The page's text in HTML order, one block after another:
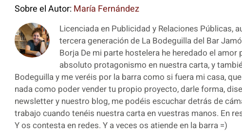
Sobre el Autor:María Fernández
Licenciada en Publicidad y Relaciones Públicas,
tercera generación de La Bodeguilla del Bar
Borja De mi parte hostelera he heredado el amor
absoluto protagonismo en nuestra carta, y
Bodeguilla y me veréis por la barra como si fuera mi casa,
nada como poder vender tu propio proyecto, darle forma,
newsletter y nuestro blog, me podéis escuchar detrás de
trabajo cuando tenéis nuestra carta en vuestras manos. En
Y os contesta en redes. Y a veces os atiende en la barra =)